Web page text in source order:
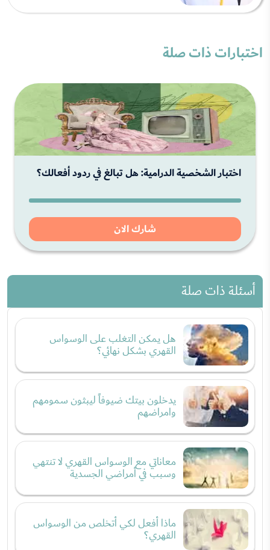
اختبارات ذات صلة
اختبار الشخصية الدرامية: هل تبالغ في ردود أفعالك؟
شارك الان
أسئلة ذات صلة
هل يمكن التغلب على الوسواس
القهري بشكل نهائي؟
يدخلون بيتك ضيوفاً ليبثون سمومهم
وامراضهم
معاناتي مع الوسواس القهري لا تنتهي
وسبب في أمراضي الجسدية
ماذا أفعل لكي أتخلص من الوسواس
القهري؟